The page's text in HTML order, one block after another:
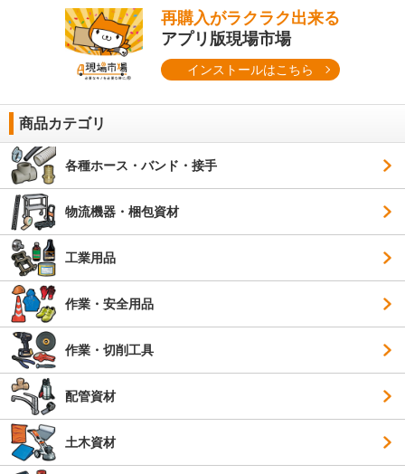
再購入がラクラク出来る
アプリ版現場市場
インストールはこちら
商品カテゴリ
各種ホース・バンド・接手
物流機器・梱包資材
工業用品
作業・安全用品
作業・切削工具
配管資材
土木資材